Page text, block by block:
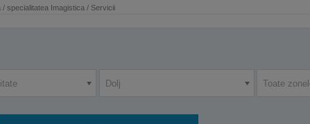
/ specialitatea Imagistica / Servicii
Dolj Toate